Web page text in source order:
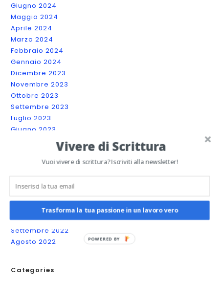
Giugno 2024
Maggio 2024
Aprile 2024
Marzo 2024
Febbraio 2024
Gennaio 2024
Dicembre 2023
Novembre 2023
Ottobre 2023
Settembre 2023
Luglio 2023
Giugno 2023
Maggio 2023
Marzo 2023
Febbraio 2023
Gennaio 2023
Dicembre 2022
Novembre 2022
Ottobre 2022
Settembre 2022
Agosto 2022
Categories
Vivere di Scrittura
Vuoi vivere di scrittura? Iscriviti alla newsletter!
Trasforma la tua passione in un lavoro vero
POWERED BY